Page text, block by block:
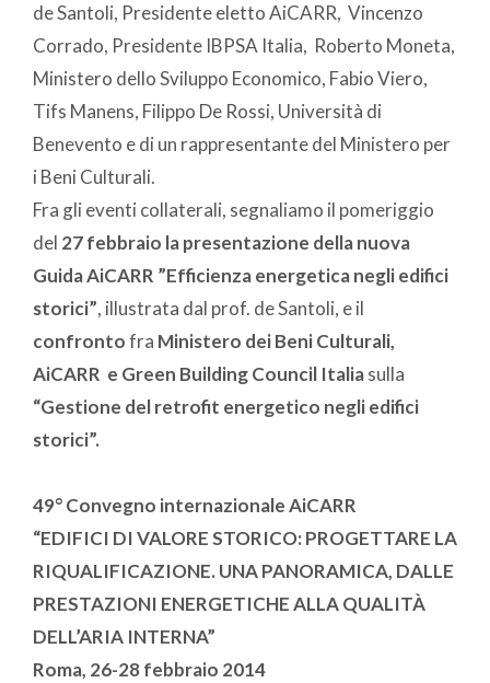
de Santoli, Presidente eletto AiCARR, Vincenzo
Corrado, Presidente IBPSA Italia, Roberto Moneta,
Ministero dello Sviluppo Economico, Fabio Viero,
Tifs Manens, Filippo De Rossi, Università di
Benevento e di un rappresentante del Ministero per
i Beni Culturali.
Fra gli eventi collaterali, segnaliamo il pomeriggio
del 27 febbraio la presentazione della nuova
Guida AiCARR ”Efficienza energetica negli edifici
storici”, illustrata dal prof. de Santoli, e il
confrontofra Ministero dei Beni Culturali,
AiCARR e Green Building Council Italiasulla
“Gestione del retrofit energetico negli edifici
storici”.
49° Convegno internazionale AiCARR
“EDIFICI DI VALORE STORICO: PROGETTARE LA
RIQUALIFICAZIONE. UNA PANORAMICA, DALLE
PRESTAZIONI ENERGETICHE ALLA QUALITÀ
DELL’ARIA INTERNA”
Roma, 26-28 febbraio 2014